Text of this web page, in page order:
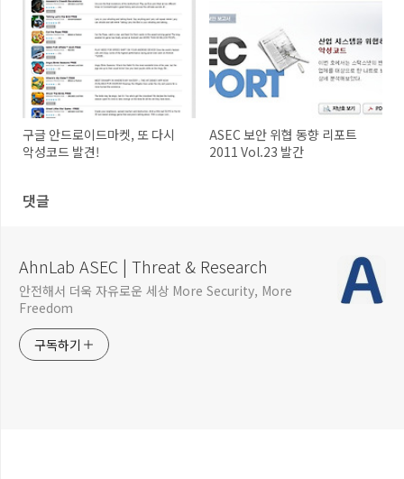
구글 안드로이드마켓, 또 다시
악성코드 발견!
ASEC 보안 위협 동향 리포트
2011 Vol.23 발간
댓글
AhnLab ASEC | Threat & Research
안전해서 더욱 자유로운 세상 More Security, More
Freedom
구독하기